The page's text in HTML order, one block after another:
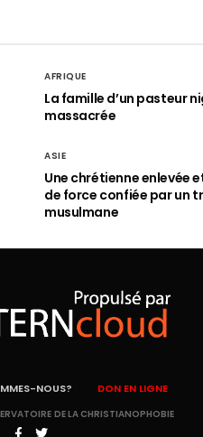
AFRIQUE
La famille d’un pasteur
massacrée
ASIE
Une chrétienne enlevée
de force confiée par un
musulmane
NOUS? DON EN LIGNE
DE LA CHRISTIANOPHOBIE